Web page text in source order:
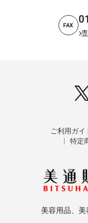
FAX
ご利用ガイ
特定
美容用品、